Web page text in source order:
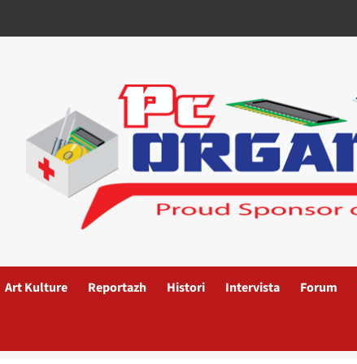
Art Kulture Reportazh Histori Intervista Forum